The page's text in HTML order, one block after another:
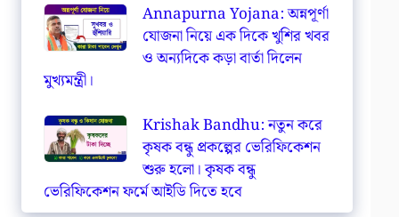
Annapurna Yojana: অন্নপূর্ণা
যোজনা নিয়ে এক দিকে খুশির খবর
ও অন্যদিকে কড়া বার্তা দিলেন
মুখ্যমন্ত্রী।
Krishak Bandhu: নতুন করে
কৃষক বন্ধু প্রকল্পের ভেরিফিকেশন
শুরু হলো। কৃষক বন্ধু
ভেরিফিকেশন ফর্মে আইডি দিতে হবে